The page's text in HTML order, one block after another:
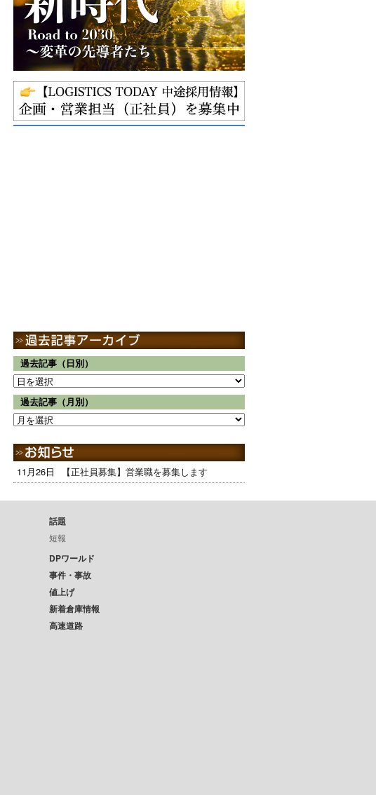
過去記事（日別）
過去記事（月別）
11月26日 【正社員募集】営業職を募集します
話題
短報
DPワールド
事件・事故
値上げ
新着倉庫情報
高速道路